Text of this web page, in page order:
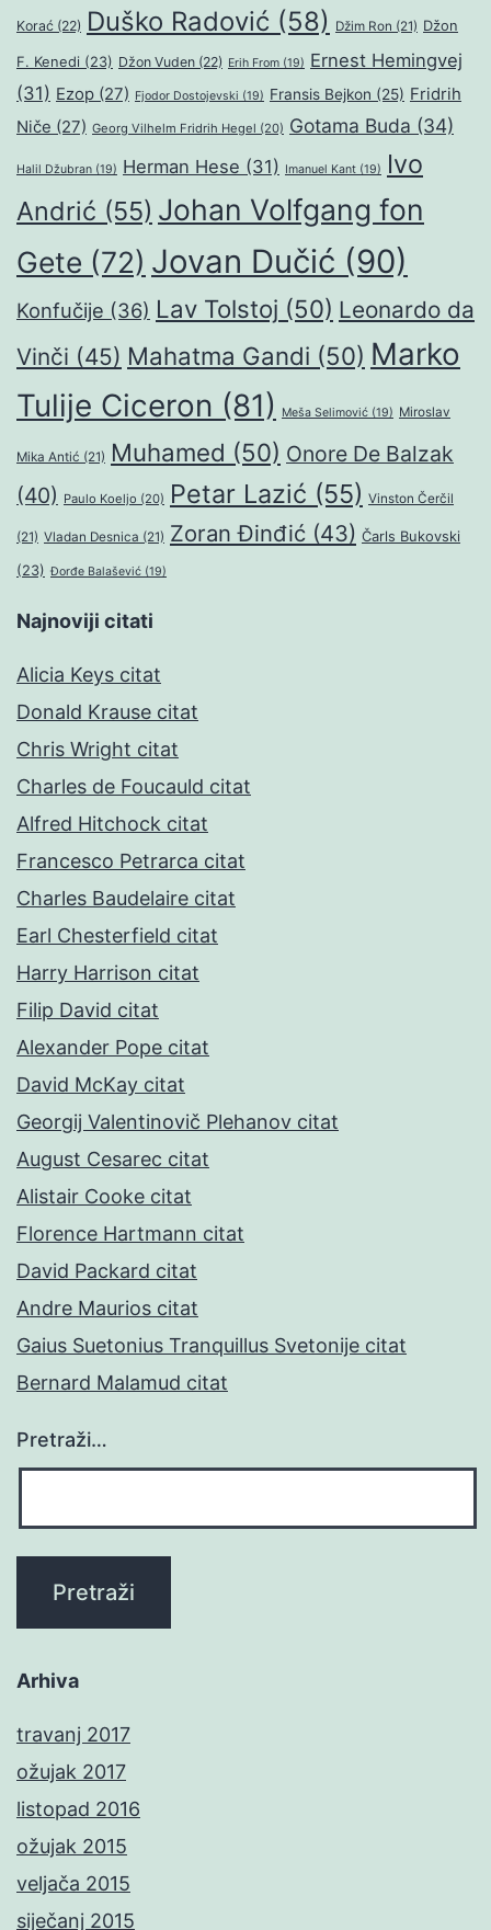
Korać (22) Duško Radović (58) Džim Ron (21) Džon
F. Kenedi (23) Džon Vuden (22) Erih From (19) Ernest Hemingvej
(31) Ezop (27) Fjodor Dostojevski (19) Fransis Bejkon (25) Fridrih
Niče (27) Georg Vilhelm Fridrih Hegel (20) Gotama Buda (34)
Halil Džubran (19) Herman Hese (31) Imanuel Kant (19)
Ivo
Andrić (55) Johan Volfgang fon
Gete (72) Jovan Dučić (90)
Konfučije (36) Lav Tolstoj (50) Leonardo da
Vinči (45) Mahatma Gandi (50) Marko
Tulije Ciceron (81) Meša Selimović (19) Miroslav
Mika Antić (21) Muhamed (50) Onore De Balzak
(40) Paulo Koeljo (20) Petar Lazić (55) Vinston Čerčil
(21) Vladan Desnica (21) Zoran Đinđić (43) Čarls Bukovski
(23) Đorđe Balašević (19)
Najnoviji citati
Alicia Keys citat
Donald Krause citat
Chris Wright citat
Charles de Foucauld citat
Alfred Hitchock citat
Francesco Petrarca citat
Charles Baudelaire citat
Earl Chesterfield citat
Harry Harrison citat
Filip David citat
Alexander Pope citat
David McKay citat
Georgij Valentinovič Plehanov citat
August Cesarec citat
Alistair Cooke citat
Florence Hartmann citat
David Packard citat
Andre Maurios citat
Gaius Suetonius Tranquillus Svetonije citat
Bernard Malamud citat
Pretraži…
Arhiva
travanj 2017
ožujak 2017
listopad 2016
ožujak 2015
veljača 2015
siječanj 2015